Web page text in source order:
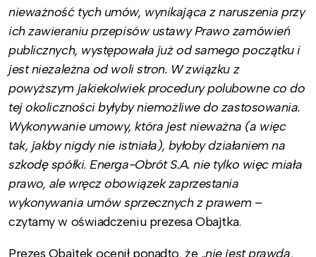
nieważność tych umów, wynikająca z naruszenia przy
ich zawieraniu przepisów ustawy Prawo zamówień
publicznych, występowała już od samego początku i
jest niezależna od woli stron. W związku z
powyższym jakiekolwiek procedury polubowne co do
tej okoliczności byłyby niemożliwe do zastosowania.
Wykonywanie umowy, która jest nieważna (a więc
tak, jakby nigdy nie istniała), byłoby działaniem na
szkodę spółki. Energa-Obrót S.A. nie tylko więc miała
prawo, ale wręcz obowiązek zaprzestania
wykonywania umów sprzecznych z prawem –
czytamy w oświadczeniu prezesa Obajtka.
Prezes Obajtek ocenił ponadto, że „nie jest prawdą,